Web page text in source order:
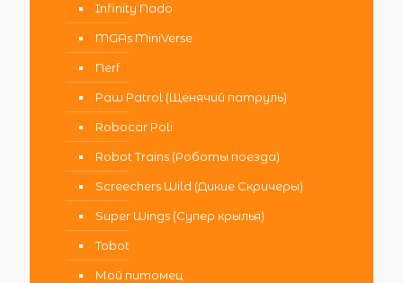
Infinity Nado
MGAs MiniVerse
Nerf
Paw Patrol (Щенячий патруль)
Robocar Poli
Robot Trains (Роботы поезда)
Screechers Wild (Дикие Скричеры)
Super Wings (Супер крылья)
Tobot
Мой питомец